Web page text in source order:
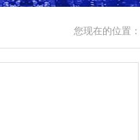
您现在的位置：